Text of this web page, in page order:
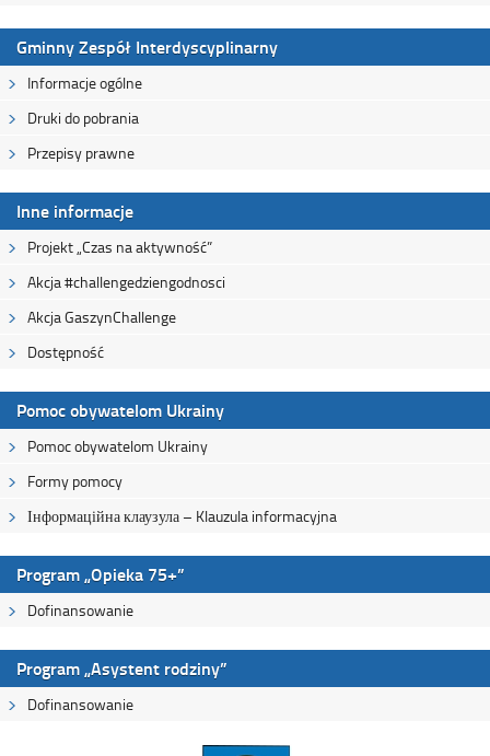
Gminny Zespół Interdyscyplinarny
Informacje ogólne
Druki do pobrania
Przepisy prawne
Inne informacje
Projekt „Czas na aktywność”
Akcja #challengedziengodnosci
Akcja GaszynChallenge
Dostępność
Pomoc obywatelom Ukrainy
Pomoc obywatelom Ukrainy
Formy pomocy
Інформаційна клаузула – Klauzula informacyjna
Program „Opieka 75+”
Dofinansowanie
Program „Asystent rodziny”
Dofinansowanie